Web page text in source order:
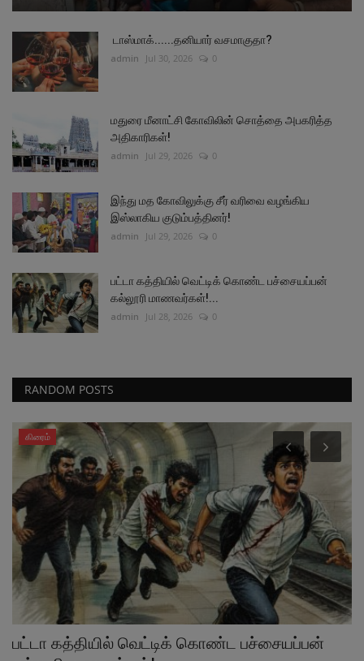
டாஸ்மாக்......தனியார் வசமாகுதா?
admin Jul 30, 2026 0
மதுரை மீனாட்சி கோவிலின் சொத்தை அபகரித்த
அதிகாரிகள்!
admin Jul 29, 2026 0
இந்து மத கோவிலுக்கு சீர் வரிவை வழங்கிய
இஸ்லாகிய குடும்பத்தினர்!
admin Jul 29, 2026 0
பட்டா கத்தியில் வெட்டிக் கொண்ட பச்சையப்பன்
கல்லூரி மாணவர்கள்!...
admin Jul 28, 2026 0
RANDOM POSTS
கிரைம்
பட்டா கத்தியில் வெட்டிக் கொண்ட பச்சையப்பன்